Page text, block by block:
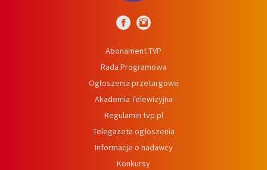
Abonament TVP
Rada Programowa
Ogłoszenia przetargowe
Akademia Telewizyjna
Regulamin tvp.pl
Telegazeta ogłoszenia
Informacje o nadawcy
Konkursy